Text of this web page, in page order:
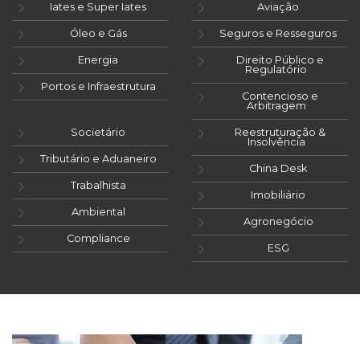
Iates e Super Iates
Óleo e Gás
Energia
Portos e Infraestrutura
Aviação
Seguros e Resseguros
Direito Público e
Regulatório
Contencioso e
Arbitragem
Societário
Tributário e Aduaneiro
Trabalhista
Ambiental
Compliance
Reestruturação &
Insolvência
China Desk
Imobiliário
Agronegócio
ESG